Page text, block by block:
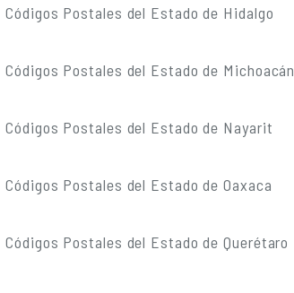
Códigos Postales del Estado de Hidalgo
Códigos Postales del Estado de Michoacán
Códigos Postales del Estado de Nayarit
Códigos Postales del Estado de Oaxaca
Códigos Postales del Estado de Querétaro